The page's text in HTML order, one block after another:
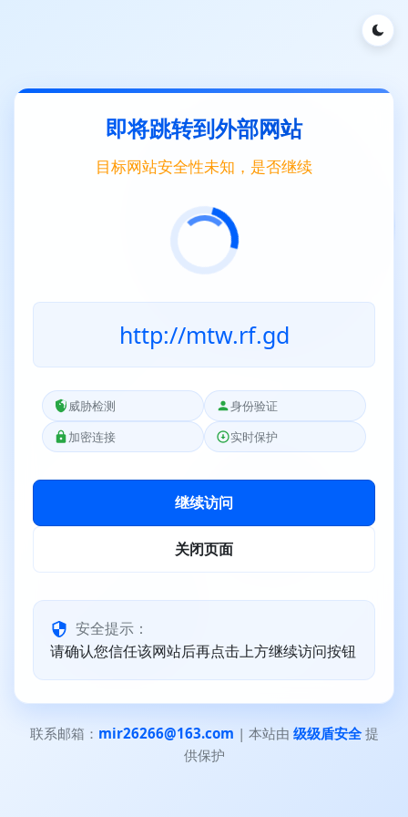
即将跳转到外部网站
目标网站安全性未知，是否继续
http://mtw.rf.gd
威胁检测
身份验证
加密连接
实时保护
继续访问
关闭页面
安全提示：
请确认您信任该网站后再点击上方继续访问按钮
联系邮箱： mir26266@163.com | 本站由 级级盾安全提
供保护